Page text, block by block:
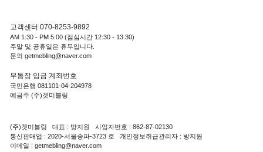
고객센터 070-8253-9892
AM 1:30 - PM 5:00 (점심시간 12:30 - 13:30)
주말 및 공휴일은 휴무입니다.
문의 getmebling@naver.com
무통장 입금 계좌번호
국민은행 081101-04-204978
예금주 (주)겟미블링
(주)겟미블링 대표 : 방지원 사업자번호 : 862-87-02130
통신판매업 : 2020-서울송파-3723 호 개인정보취급관리자 : 방지원
이메일 : getmebling@naver.com